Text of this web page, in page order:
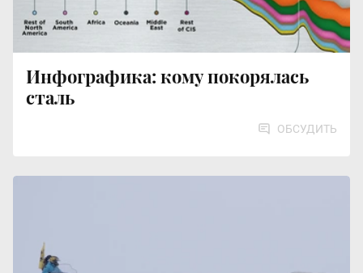
Инфографика: кому покорялась
сталь
ОБСУДИТЬ